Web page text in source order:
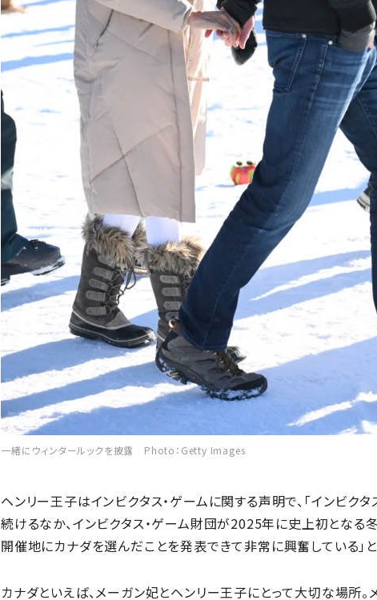
一緒にウィンタールックを披露 Photo：Getty Images
ヘンリー王子はインビクタス・ゲームに関する声明で、「インビク
続けるなか、インビクタス・ゲーム財団が2025年に史上初となる
開催地にカナダを選んだことを発表できて非常に興奮している」
カナダといえば、メーガン妃とヘンリー王子にとって大切な場所